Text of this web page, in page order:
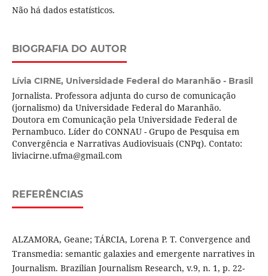
Não há dados estatísticos.
BIOGRAFIA DO AUTOR
Lívia CIRNE, Universidade Federal do Maranhão - Brasil
Jornalista. Professora adjunta do curso de comunicação
(jornalismo) da Universidade Federal do Maranhão.
Doutora em Comunicação pela Universidade Federal de
Pernambuco. Líder do CONNAU - Grupo de Pesquisa em
Convergência e Narrativas Audiovisuais (CNPq). Contato:
liviacirne.ufma@gmail.com
REFERÊNCIAS
ALZAMORA, Geane; TÁRCIA, Lorena P. T. Convergence and
Transmedia: semantic galaxies and emergente narratives in
Journalism. Brazilian Journalism Research, v.9, n. 1, p. 22-